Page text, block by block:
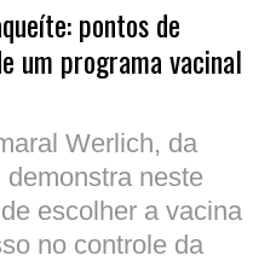
pontos de
um programa vacinal
Werlich, da
neste
escolher a vacina
no controle da